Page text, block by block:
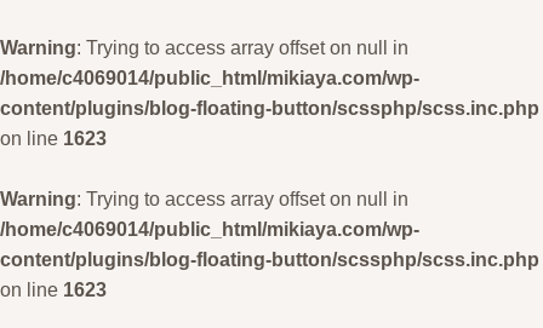
Warning: Trying to access array offset on null in
/home/c4069014/public_html/mikiaya.com/wp-
content/plugins/blog-floating-button/scssphp/scss.inc.php
on line 1623
Warning: Trying to access array offset on null in
/home/c4069014/public_html/mikiaya.com/wp-
content/plugins/blog-floating-button/scssphp/scss.inc.php
on line 1623